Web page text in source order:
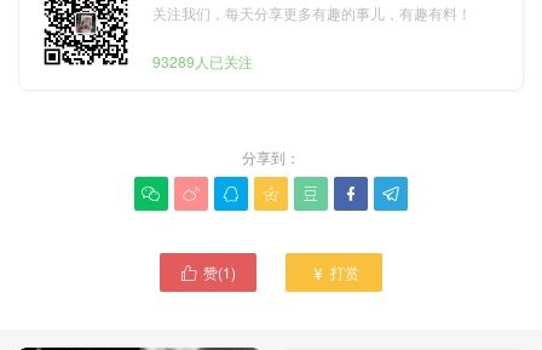
关注我们，每天分享更多有趣的事儿，有趣有料！
93289人已关注
分享到：
      
 赞(1)  打赏